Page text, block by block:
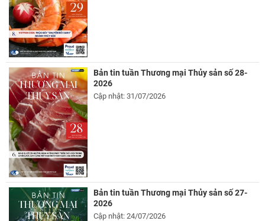
Bản tin tuần Thương mại Thủy sản số 28-
2026
Cập nhật: 31/07/2026
Bản tin tuần Thương mại Thủy sản số 27-
2026
Cập nhật: 24/07/2026